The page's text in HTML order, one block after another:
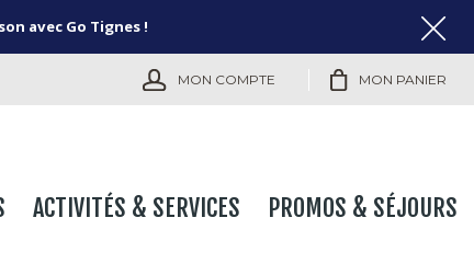
avec Go Tignes !
MON COMPTE MON PANIER
ACTIVITÉS & SERVICES PROMOS & SÉJOURS